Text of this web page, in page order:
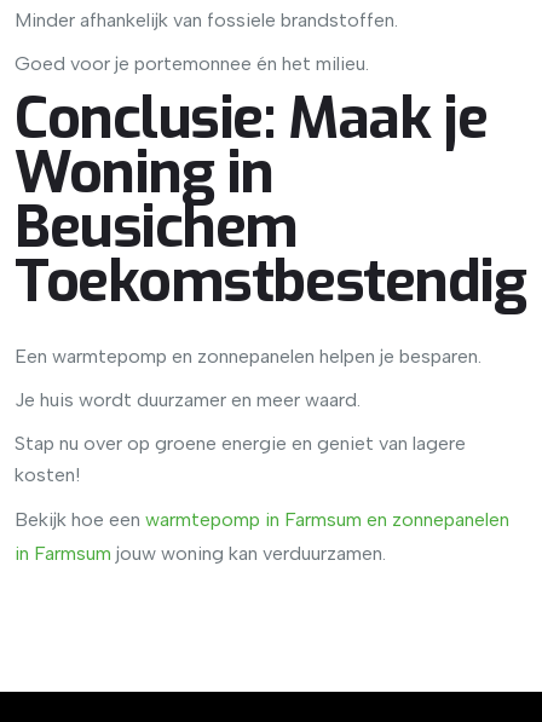
Minder afhankelijk van fossiele brandstoffen.
Goed voor je portemonnee én het milieu.
Conclusie: Maak je
Woning in
Beusichem
Toekomstbestendig
Een warmtepomp en zonnepanelen helpen je besparen.
Je huis wordt duurzamer en meer waard.
Stap nu over op groene energie en geniet van lagere
kosten!
Bekijk hoe een warmtepomp in Farmsum en zonnepanelen
in Farmsum jouw woning kan verduurzamen.